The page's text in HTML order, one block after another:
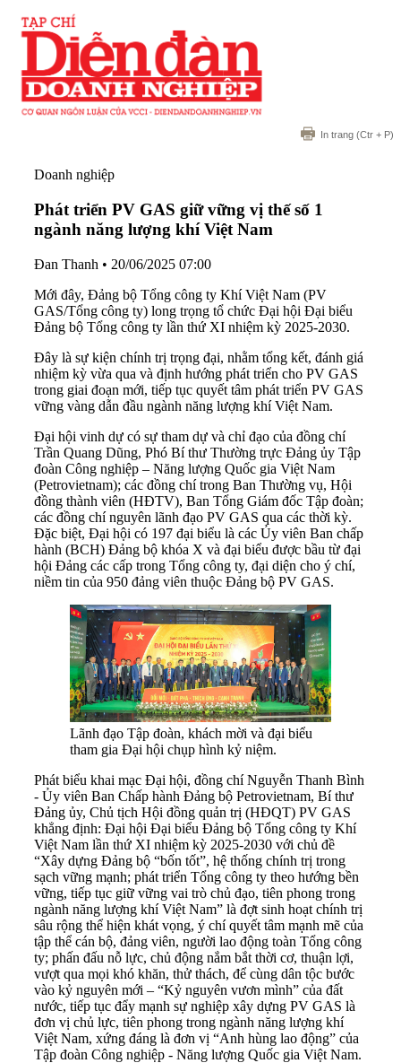
In trang (Ctr + P)
Doanh nghiệp
Phát triển PV GAS giữ vững vị thế số 1
ngành năng lượng khí Việt Nam
Đan Thanh • 20/06/2025 07:00
Mới đây, Đảng bộ Tổng công ty Khí Việt Nam (PV
GAS/Tổng công ty) long trọng tổ chức Đại hội Đại biểu
Đảng bộ Tổng công ty lần thứ XI nhiệm kỳ 2025-2030.
Đây là sự kiện chính trị trọng đại, nhằm tổng kết, đánh giá
nhiệm kỳ vừa qua và định hướng phát triển cho PV GAS
trong giai đoạn mới, tiếp tục quyết tâm phát triển PV GAS
vững vàng dẫn đầu ngành năng lượng khí Việt Nam.
Đại hội vinh dự có sự tham dự và chỉ đạo của đồng chí
Trần Quang Dũng, Phó Bí thư Thường trực Đảng ủy Tập
đoàn Công nghiệp – Năng lượng Quốc gia Việt Nam
(Petrovietnam); các đồng chí trong Ban Thường vụ, Hội
đồng thành viên (HĐTV), Ban Tổng Giám đốc Tập đoàn;
các đồng chí nguyên lãnh đạo PV GAS qua các thời kỳ.
Đặc biệt, Đại hội có 197 đại biểu là các Ủy viên Ban chấp
hành (BCH) Đảng bộ khóa X và đại biểu được bầu từ đại
hội Đảng các cấp trong Tổng công ty, đại diện cho ý chí,
niềm tin của 950 đảng viên thuộc Đảng bộ PV GAS.
Lãnh đạo Tập đoàn, khách mời và đại biểu
tham gia Đại hội chụp hình kỷ niệm.
Phát biểu khai mạc Đại hội, đồng chí Nguyễn Thanh Bình
- Ủy viên Ban Chấp hành Đảng bộ Petrovietnam, Bí thư
Đảng ủy, Chủ tịch Hội đồng quản trị (HĐQT) PV GAS
khẳng định: Đại hội Đại biểu Đảng bộ Tổng công ty Khí
Việt Nam lần thứ XI nhiệm kỳ 2025-2030 với chủ đề
“Xây dựng Đảng bộ “bốn tốt”, hệ thống chính trị trong
sạch vững mạnh; phát triển Tổng công ty theo hướng bền
vững, tiếp tục giữ vững vai trò chủ đạo, tiên phong trong
ngành năng lượng khí Việt Nam” là đợt sinh hoạt chính trị
sâu rộng thể hiện khát vọng, ý chí quyết tâm mạnh mẽ của
tập thể cán bộ, đảng viên, người lao động toàn Tổng công
ty; phấn đấu nỗ lực, chủ động nắm bắt thời cơ, thuận lợi,
vượt qua mọi khó khăn, thử thách, để cùng dân tộc bước
vào kỷ nguyên mới – “Kỷ nguyên vươn mình” của đất
nước, tiếp tục đẩy mạnh sự nghiệp xây dựng PV GAS là
đơn vị chủ lực, tiên phong trong ngành năng lượng khí
Việt Nam, xứng đáng là đơn vị “Anh hùng lao động” của
Tập đoàn Công nghiệp - Năng lượng Quốc gia Việt Nam.